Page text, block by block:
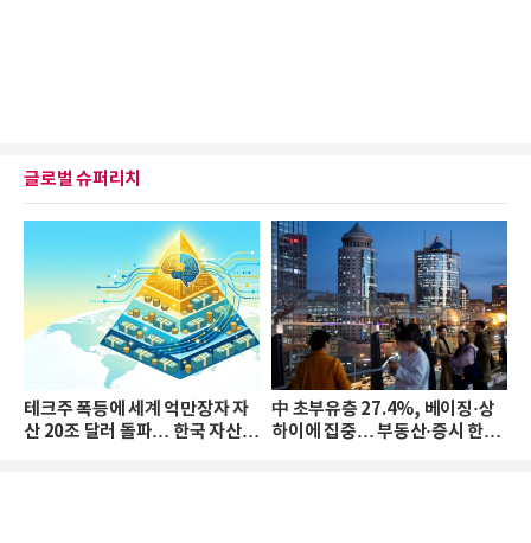
글로벌 슈퍼리치
테크주 폭등에 세계 억만장자 자
산 20조 달러 돌파… 한국 자산
中 초부유층 27.4%, 베이징·상
하이에 집중… 부동산·증시 한파